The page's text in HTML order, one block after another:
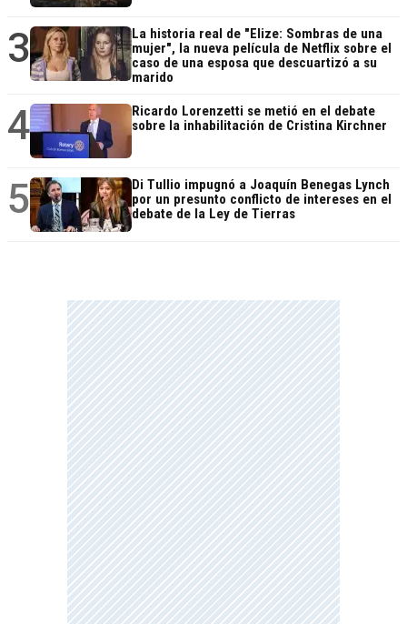
3
La historia real de "Elize: Sombras de una
mujer", la nueva película de Netflix sobre el
caso de una esposa que descuartizó a su
marido
4
Ricardo Lorenzetti se metió en el debate
sobre la inhabilitación de Cristina Kirchner
5
Di Tullio impugnó a Joaquín Benegas Lynch
por un presunto conflicto de intereses en el
debate de la Ley de Tierras